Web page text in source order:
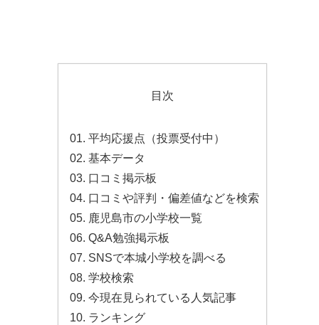
目次
平均応援点（投票受付中）
基本データ
口コミ掲示板
口コミや評判・偏差値などを検索
鹿児島市の小学校一覧
Q&A勉強掲示板
SNSで本城小学校を調べる
学校検索
今現在見られている人気記事
ランキング